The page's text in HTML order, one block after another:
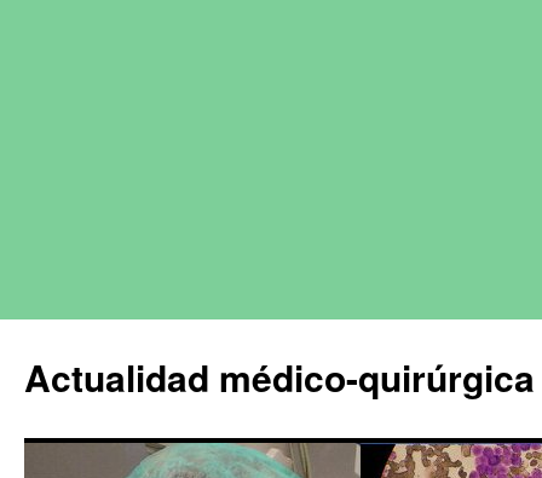
Actualidad médico-